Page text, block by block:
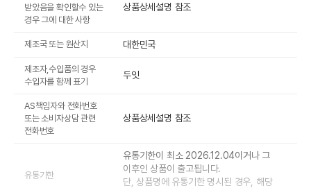
받았음을 확인할수 있는
경우 그에 대한 사항
상품상세설명 참조
제조국 또는 원산지 대한민국
제조자,수입품의 경우
수입자를 함께 표기
두잇
AS책임자와 전화번호
또는 소비자상담 관련
전화번호
상품상세설명 참조
유통기한
유통기한이 최소 2026.12.04이거나 그
이후인 상품이 출고됩니다.
단, 상품명에 유통기한 명시된 경우, 해당